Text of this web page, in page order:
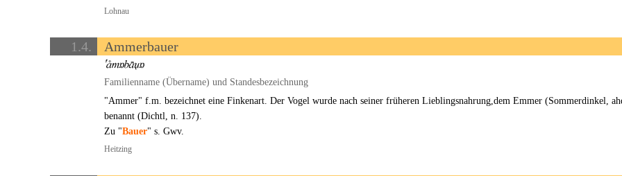
Lohnau
1.4. Ammerbauer
Familienname (Übername) und Standesbezeichnung
"Ammer" f.m. bezeichnet eine Finkenart. Der Vogel wurde nach seiner früheren Lieblingsnahrung,dem Emmer (Sommerdinkel,
benannt (Dichtl, n. 137).
Zu "Bauer" s. Gwv.
Heitzing